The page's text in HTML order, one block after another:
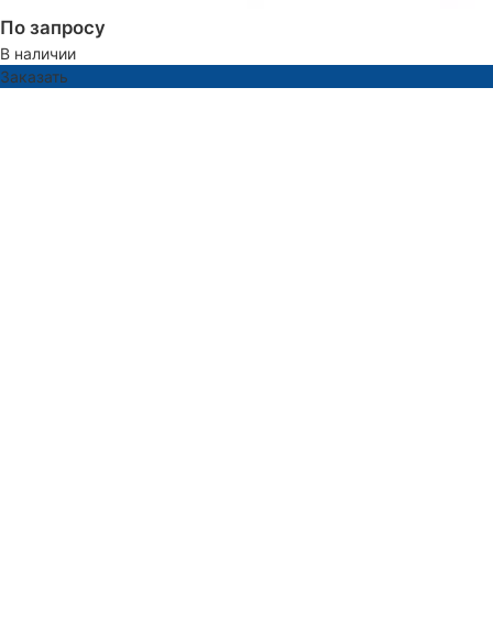
По запросу
В наличии
Заказать